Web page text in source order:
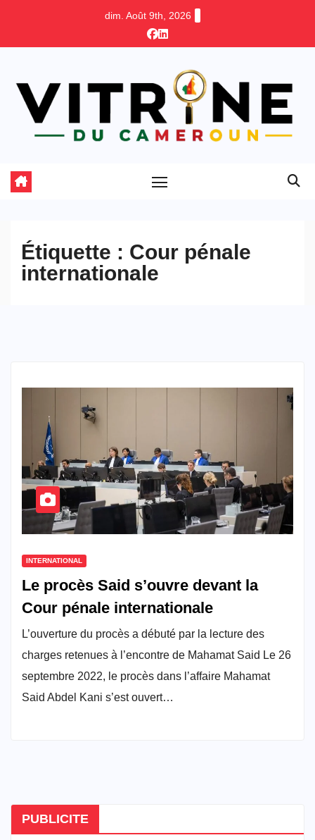
dim. Août 9th, 2026
Étiquette : Cour pénale
internationale
INTERNATIONAL
Le procès Said s’ouvre devant la
Cour pénale internationale
L’ouverture du procès a débuté par la lecture des
charges retenues à l’encontre de Mahamat Said Le 26
septembre 2022, le procès dans l’affaire Mahamat
Said Abdel Kani s’est ouvert…
PUBLICITE